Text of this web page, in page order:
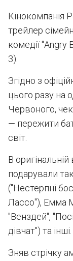
Кінокомпанія
трейлер
комедії "Angry
3).
Згідно з
цього разу на
Червоного,
— пережити
світ.
В
подарували
("Нестерпні
Лассо"), Емма
"Венздей",
дівчат") та інші.
Зняв стрічку